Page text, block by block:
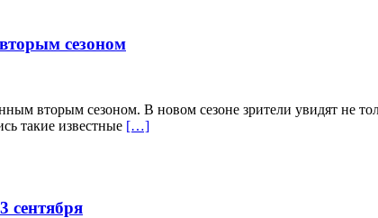
сезоном
вторым сезоном. В новом сезоне зрители увидят не
такие известные […]
сентября